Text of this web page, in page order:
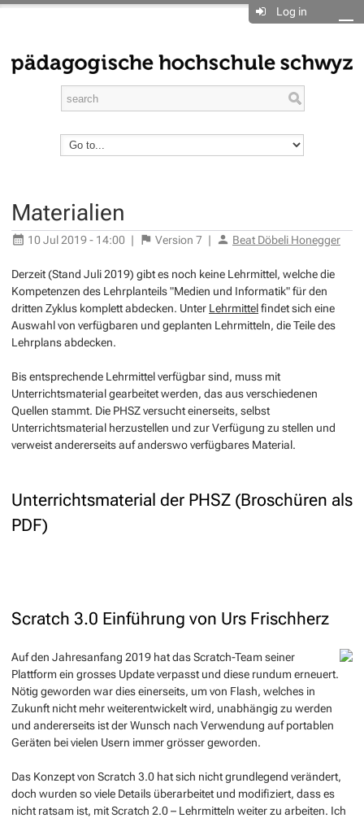
Log in
Materialien
10 Jul 2019 - 14:00 | Version 7 | Beat Döbeli Honegger
Derzeit (Stand Juli 2019) gibt es noch keine Lehrmittel, welche die
Kompetenzen des Lehrplanteils "Medien und Informatik" für den
dritten Zyklus komplett abdecken. Unter Lehrmittelfindet sich eine
Auswahl von verfügbaren und geplanten Lehrmitteln, die Teile des
Lehrplans abdecken.
Bis entsprechende Lehrmittel verfügbar sind, muss mit
Unterrichtsmaterial gearbeitet werden, das aus verschiedenen
Quellen stammt. Die PHSZ versucht einerseits, selbst
Unterrichtsmaterial herzustellen und zur Verfügung zu stellen und
verweist andererseits auf anderswo verfügbares Material.
Unterrichtsmaterial der PHSZ (Broschüren als
PDF)
Scratch 3.0 Einführung von Urs Frischherz
Auf den Jahresanfang 2019 hat das Scratch-Team seiner
Plattform ein grosses Update verpasst und diese rundum erneuert.
Nötig geworden war dies einerseits, um von Flash, welches in
Zukunft nicht mehr weiterentwickelt wird, unabhängig zu werden
und andererseits ist der Wunsch nach Verwendung auf portablen
Geräten bei vielen Usern immer grösser geworden.
Das Konzept von Scratch 3.0 hat sich nicht grundlegend verändert,
doch wurden so viele Details überarbeitet und modifiziert, dass es
nicht ratsam ist, mit Scratch 2.0 – Lehrmitteln weiter zu arbeiten. Ich